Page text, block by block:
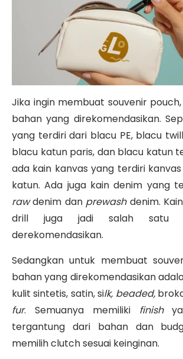
Jika ingin membuat souvenir
bahan yang direkomendasikan.
yang terdiri dari blacu PE, blacu
blacu katun paris, dan blacu katun
ada kain kanvas yang terdiri kanvas
katun. Ada juga kain denim yang
rawdenim dan prewashdenim.
drill juga jadi salah satu
derekomendasikan.
Sedangkan untuk membuat
bahan yang direkomendasikan
kulit sintetis, satin, silk, beaded,
fur. Semuanya memilikifinish
tergantung dari bahan dan
memilih clutch sesuai keinginan.